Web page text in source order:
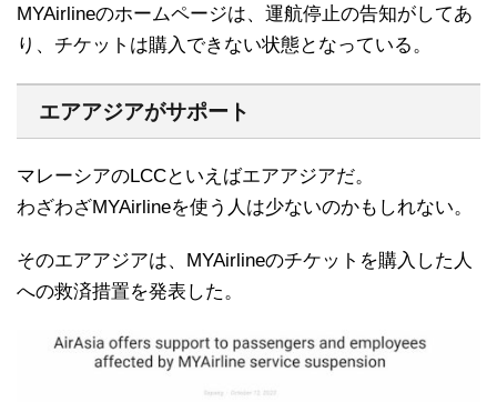
MYAirlineのホームページは、運航停止の告知がしてあ
り、チケットは購入できない状態となっている。
エアアジアがサポート
マレーシアのLCCといえばエアアジアだ。
わざわざMYAirlineを使う人は少ないのかもしれない。
そのエアアジアは、MYAirlineのチケットを購入した人
への救済措置を発表した。